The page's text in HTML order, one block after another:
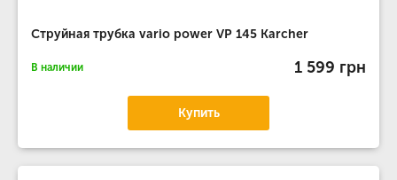
Струйная трубка vario power VP 145 Karcher
В наличии 1 599 грн
Купить